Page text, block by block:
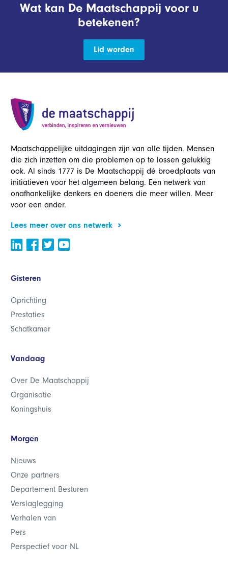
Wat kan De Maatschappij voor u
betekenen?
Lid worden
Maatschappelijke uitdagingen zijn van alle tijden. Mensen
die zich inzetten om die problemen op te lossen gelukkig
ook. Al sinds 1777 is De Maatschappij dé broedplaats van
initiatieven voor het algemeen belang. Een netwerk van
onafhankelijke denkers en doeners die meer willen. Meer
voor een ander.
Lees meer over ons netwerk
Gisteren
Oprichting
Prestaties
Schatkamer
Vandaag
Over De Maatschappij
Organisatie
Koningshuis
Morgen
Nieuws
Onze partners
Departement Besturen
Verslaglegging
Verhalen van
Pers
Perspectief voor NL